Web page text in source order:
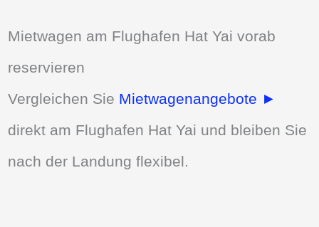
Mietwagen am Flughafen Hat Yai vorab
reservieren
Vergleichen Sie Mietwagenangebote ►
direkt am Flughafen Hat Yai und bleiben Sie
nach der Landung flexibel.